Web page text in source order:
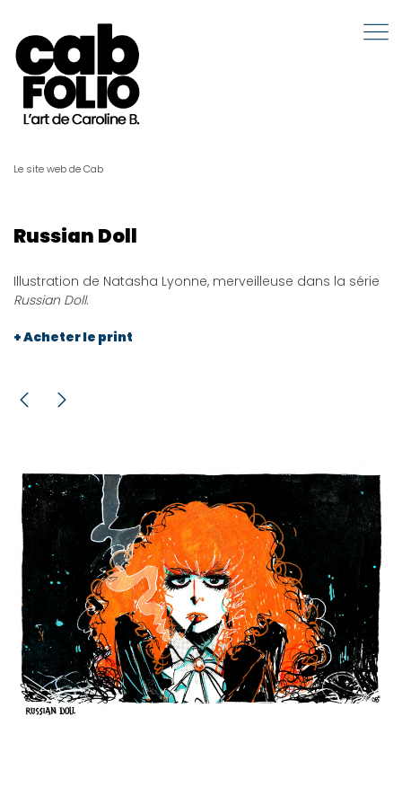
Le site web de Cab
Russian Doll
Illustration de Natasha Lyonne, merveilleuse dans la série
Russian Doll.
+ Acheter le print